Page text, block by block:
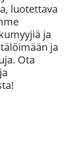
luotettava
ja
ja
Ota